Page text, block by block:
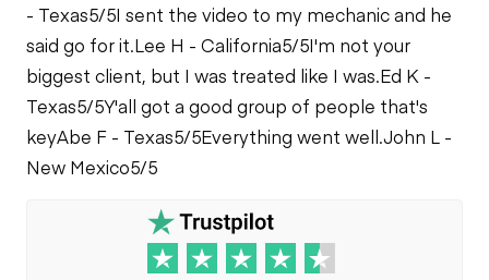
Cooling System
Leaks
Limited Function
Check - Brakes
- Texas5/5I sent the video to my mechanic and he
said go for it.Lee H - California5/5I'm not your
biggest client, but I was treated like I was.Ed K -
Texas5/5Y'all got a good group of people that's
keyAbe F - Texas5/5Everything went well.John L -
New Mexico5/5